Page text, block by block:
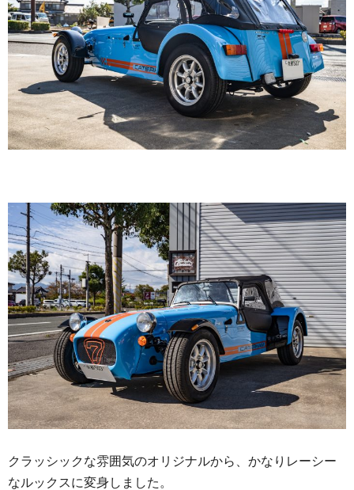
クラッシックな雰囲気のオリジナルから、かなりレーシー
なルックスに変身しました。